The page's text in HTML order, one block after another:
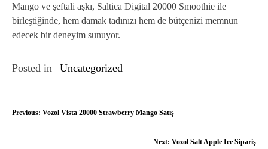
Mango ve şeftali aşkı, Saltica Digital 20000 Smoothie ile
birleştiğinde, hem damak tadınızı hem de bütçenizi memnun
edecek bir deneyim sunuyor.
Posted in Uncategorized
Y
Previous: Vozol Vista 20000 Strawberry Mango Satış
Next: Vozol Salt Apple Ice Sipariş